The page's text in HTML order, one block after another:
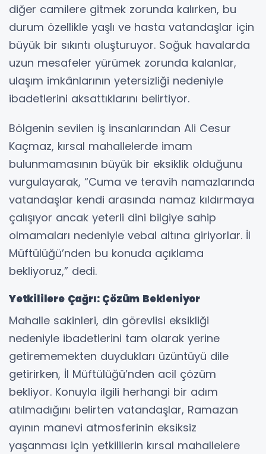
diğer camilere gitmek zorunda kalırken, bu
durum özellikle yaşlı ve hasta vatandaşlar için
büyük bir sıkıntı oluşturuyor. Soğuk havalarda
uzun mesafeler yürümek zorunda kalanlar,
ulaşım imkânlarının yetersizliği nedeniyle
ibadetlerini aksattıklarını belirtiyor.
Bölgenin sevilen iş insanlarından Ali Cesur
Kaçmaz, kırsal mahallelerde imam
bulunmamasının büyük bir eksiklik olduğunu
vurgulayarak, “Cuma ve teravih namazlarında
vatandaşlar kendi arasında namaz kıldırmaya
çalışıyor ancak yeterli dini bilgiye sahip
olmamaları nedeniyle vebal altına giriyorlar. İl
Müftülüğü’nden bu konuda açıklama
bekliyoruz,” dedi.
Yetkililere Çağrı: Çözüm Bekleniyor
Mahalle sakinleri, din görevlisi eksikliği
nedeniyle ibadetlerini tam olarak yerine
getirememekten duydukları üzüntüyü dile
getirirken, İl Müftülüğü’nden acil çözüm
bekliyor. Konuyla ilgili herhangi bir adım
atılmadığını belirten vatandaşlar, Ramazan
ayının manevi atmosferinin eksiksiz
yaşanması için yetkililerin kırsal mahallelere